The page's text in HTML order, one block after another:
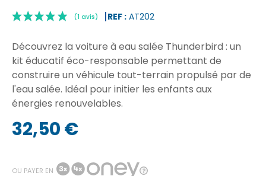
REF : AT202
Découvrez la voiture à eau salée Thunderbird : un
kit éducatif éco-responsable permettant de
construire un véhicule tout-terrain propulsé par de
l'eau salée. Idéal pour initier les enfants aux
énergies renouvelables.
32,50 €
OU PAYER EN